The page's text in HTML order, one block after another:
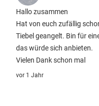
Hallo zusammen
Hat von euch zufällig
Tiebel geangelt. Bin für
das würde sich anbieten.
Vielen Dank schon mal
vor 1 Jahr